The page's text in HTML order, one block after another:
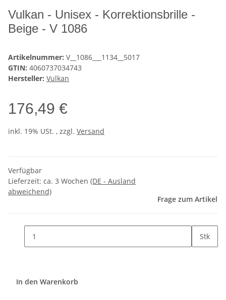
Vulkan - Unisex - Korrektionsbrille -
Beige - V 1086
Artikelnummer: V__1086___1134__5017
GTIN: 4060737034743
Hersteller: Vulkan
176,49 €
inkl. 19% USt. , zzgl. Versand
Verfügbar
Lieferzeit: ca. 3 Wochen (DE - Ausland
abweichend)
Frage zum Artikel
Stk
In den Warenkorb